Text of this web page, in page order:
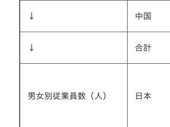
↓ 中国
↓ 合計
男女別従業員数（人） 日本